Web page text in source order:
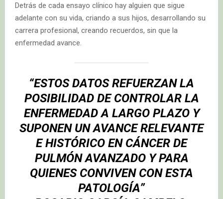
Detrás de cada ensayo clínico hay alguien que sigue
adelante con su vida, criando a sus hijos, desarrollando su
carrera profesional, creando recuerdos, sin que la
enfermedad avance.
“ESTOS DATOS REFUERZAN LA
POSIBILIDAD DE CONTROLAR LA
ENFERMEDAD A LARGO PLAZO Y
SUPONEN UN AVANCE RELEVANTE
E HISTÓRICO EN CÁNCER DE
PULMÓN AVANZADO Y PARA
QUIENES CONVIVEN CON ESTA
PATOLOGÍA”